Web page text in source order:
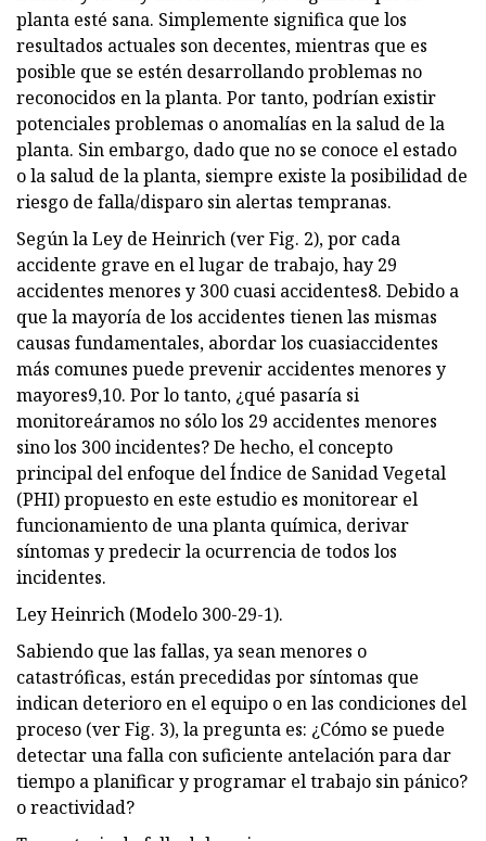
planta esté sana. Simplemente significa que los
resultados actuales son decentes, mientras que es
posible que se estén desarrollando problemas no
reconocidos en la planta. Por tanto, podrían existir
potenciales problemas o anomalías en la salud de la
planta. Sin embargo, dado que no se conoce el estado
o la salud de la planta, siempre existe la posibilidad de
riesgo de falla/disparo sin alertas tempranas.
Según la Ley de Heinrich (ver Fig. 2), por cada
accidente grave en el lugar de trabajo, hay 29
accidentes menores y 300 cuasi accidentes8. Debido a
que la mayoría de los accidentes tienen las mismas
causas fundamentales, abordar los cuasiaccidentes
más comunes puede prevenir accidentes menores y
mayores9,10. Por lo tanto, ¿qué pasaría si
monitoreáramos no sólo los 29 accidentes menores
sino los 300 incidentes? De hecho, el concepto
principal del enfoque del Índice de Sanidad Vegetal
(PHI) propuesto en este estudio es monitorear el
funcionamiento de una planta química, derivar
síntomas y predecir la ocurrencia de todos los
incidentes.
Ley Heinrich (Modelo 300-29-1).
Sabiendo que las fallas, ya sean menores o
catastróficas, están precedidas por síntomas que
indican deterioro en el equipo o en las condiciones del
proceso (ver Fig. 3), la pregunta es: ¿Cómo se puede
detectar una falla con suficiente antelación para dar
tiempo a planificar y programar el trabajo sin pánico?
o reactividad?